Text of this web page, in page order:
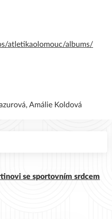
se sportovním srdcem
atletikaolomouc/albums/
Amálie Koldová